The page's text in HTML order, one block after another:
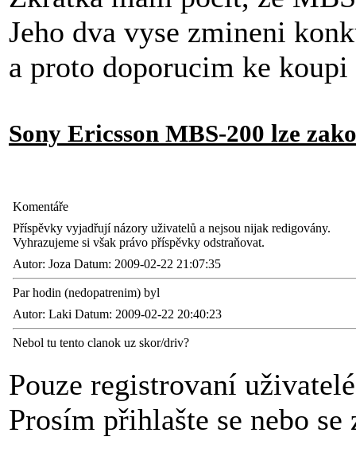
Jeho dva vyse zmineni
a proto doporucim ke
Sony Ericsson MBS-200 lze
Komentáře
Příspěvky vyjadřují názory uživatelů a nejsou nijak redigovány.
Vyhrazujeme si však právo příspěvky odstraňovat.
Autor: Joza Datum: 2009-02-22 21:07:35
Par hodin (nedopatrenim) byl
Autor: Laki Datum: 2009-02-22 20:40:23
Nebol tu tento clanok uz skor/driv?
Pouze registrovaní
Prosím přihlašte se nebo